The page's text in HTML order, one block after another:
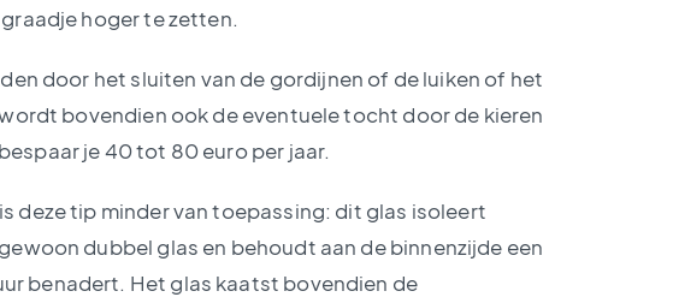
hoger te zetten.
door het sluiten van de gordijnen of de luiken of het
bovendien ook de eventuele tocht door de kieren
je 40 tot 80 euro per jaar.
deze tip minder van toepassing: dit glas isoleert
dubbel glas en behoudt aan de binnenzijde een
benadert. Het glas kaatst bovendien de